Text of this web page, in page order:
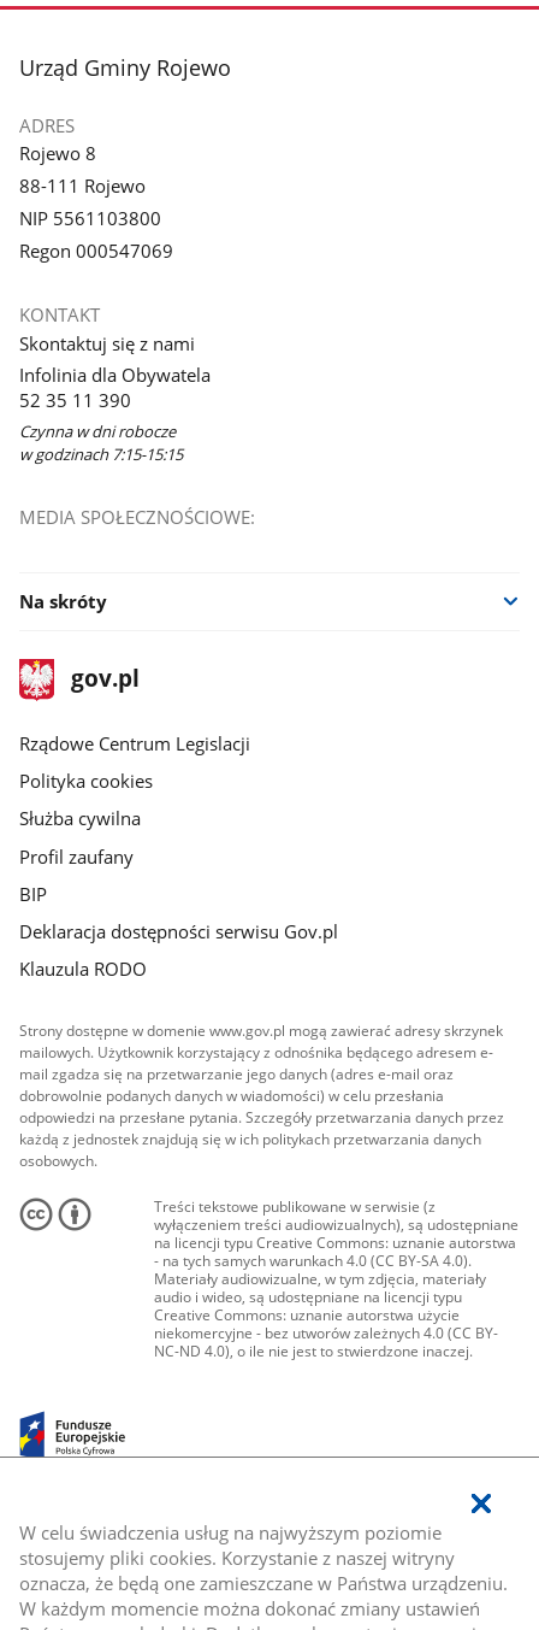
W celu świadczenia usług na najwyższym poziomie
stosujemy pliki cookies. Korzystanie z naszej witryny
oznacza, że będą one zamieszczane w Państwa urządzeniu.
W każdym momencie można dokonać zmiany ustawień
stopka
Urząd Gminy Rojewo
ADRES
Rojewo 8
88-111 Rojewo
NIP 5561103800
Regon 000547069
KONTAKT
Skontaktuj się z nami
Infolinia dla Obywatela
52 35 11 390
Czynna w dni robocze
w godzinach 7:15-15:15
MEDIA SPOŁECZNOŚCIOWE:
Na skróty
stopka
gov.plStrona
gov.pl
Rządowe Centrum Legislacji
Polityka cookies
Służba cywilna
Profil zaufany
BIP
Deklaracja dostępności serwisu Gov.pl
Klauzula RODO
Strony dostępne w domenie www.gov.pl mogą zawierać adresy skrzynek
mailowych. Użytkownik korzystający z odnośnika będącego adresem e-
mail zgadza się na przetwarzanie jego danych (adres e-mail oraz
dobrowolnie podanych danych w wiadomości) w celu przesłania
odpowiedzi na przesłane pytania. Szczegóły przetwarzania danych przez
każdą z jednostek znajdują się w ich politykach przetwarzania danych
osobowych.
Treści tekstowe publikowane w serwisie (z
wyłączeniem treści audiowizualnych), są udostępniane
na licencji typu Creative Commons: uznanie autorstwa
- na tych samych warunkach 4.0 (CC BY-SA 4.0).
Materiały audiowizualne, w tym zdjęcia, materiały
audio i wideo, są udostępniane na licencji typu
Creative Commons: uznanie autorstwa użycie
niekomercyjne - bez utworów zależnych 4.0 (CC BY-
NC-ND 4.0), o ile nie jest to stwierdzone inaczej.